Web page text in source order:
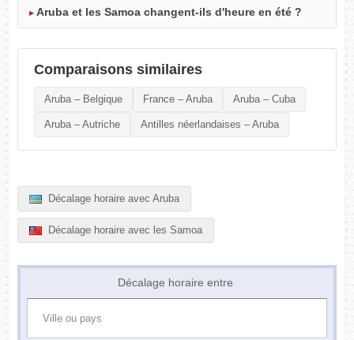
Aruba et les Samoa changent-ils d'heure en été ?
Comparaisons similaires
Aruba – Belgique France – Aruba Aruba – Cuba
Aruba – Autriche Antilles néerlandaises – Aruba
Décalage horaire avec Aruba
Décalage horaire avec les Samoa
Décalage horaire entre